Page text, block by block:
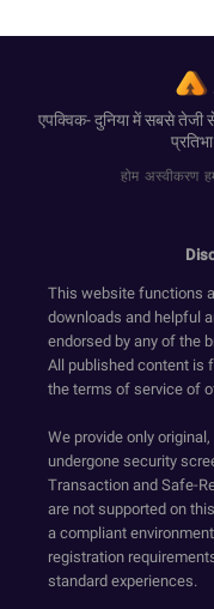
एपक्विक- दुनिया में सबसे तेजी
होम अस्वीकरण
This website functions
downloads and helpful
endorsed by any of the
All published content is
the terms of service of
We provide only
undergone security
Transaction and Safe-
are not supported on
a compliant
registration
standard experiences.